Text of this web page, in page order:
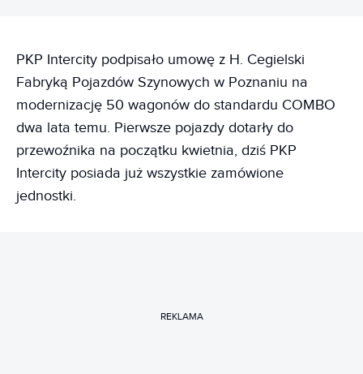
PKP Intercity podpisało umowę z H. Cegielski
Fabryką Pojazdów Szynowych w Poznaniu na
modernizację 50 wagonów do standardu COMBO
dwa lata temu. Pierwsze pojazdy dotarły do
przewoźnika na początku kwietnia, dziś PKP
Intercity posiada już wszystkie zamówione
jednostki.
REKLAMA